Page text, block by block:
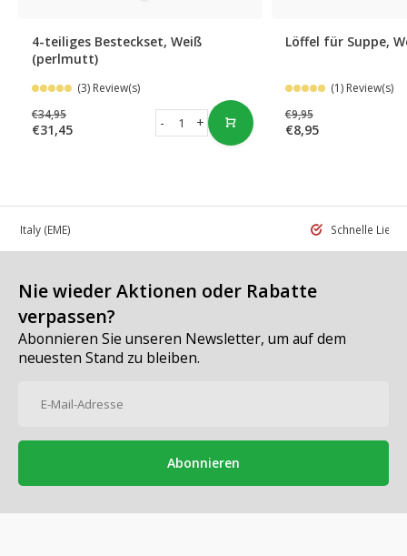
4-teiliges Besteckset, Weiß
(perlmutt)
(3) Review(s)
€34,95
€31,45 +
-
Löffel für Suppe,
(1) Review(s)
€9,95
€8,95
in Italy (EME) Schnelle
Nie wieder Aktionen oder Rabatte
verpassen?
Abonnieren Sie unseren Newsletter, um auf dem
neuesten Stand zu bleiben.
Abonnieren